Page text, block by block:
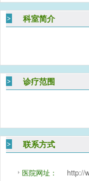
科室简介
诊疗范围
联系方式
医院网址：
http://